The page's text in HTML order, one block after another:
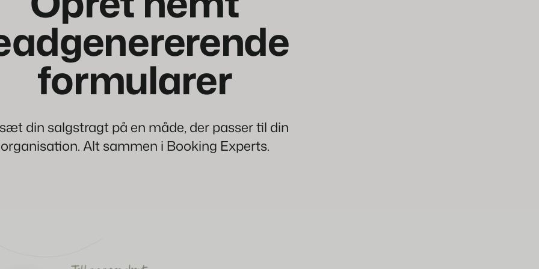
formularer
din salgstragt på en måde, der passer til din
organisation. Alt sammen i Booking Experts.